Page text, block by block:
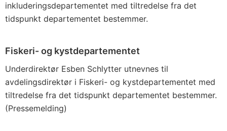
inkluderingsdepartementet med tiltredelse fra det
tidspunkt departementet bestemmer.
Fiskeri- og kystdepartementet
Underdirektør Esben Schlytter utnevnes til
avdelingsdirektør i Fiskeri- og kystdepartementet med
tiltredelse fra det tidspunkt departementet bestemmer.
(Pressemelding)